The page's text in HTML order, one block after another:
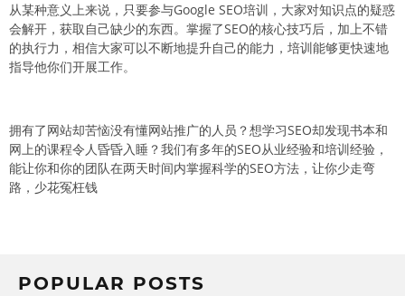
从某种意义上来说，只要参与Google SEO培训，大家对知识点的疑惑
会解开，获取自己缺少的东西。掌握了SEO的核心技巧后，加上不错
的执行力，相信大家可以不断地提升自己的能力，培训能够更快速地
指导他你们开展工作。
拥有了网站却苦恼没有懂网站推广的人员？想学习SEO却发现书本和
网上的课程令人昏昏入睡？我们有多年的SEO从业经验和培训经验，
能让你和你的团队在两天时间内掌握科学的SEO方法，让你少走弯
路，少花冤枉钱
POPULAR POSTS